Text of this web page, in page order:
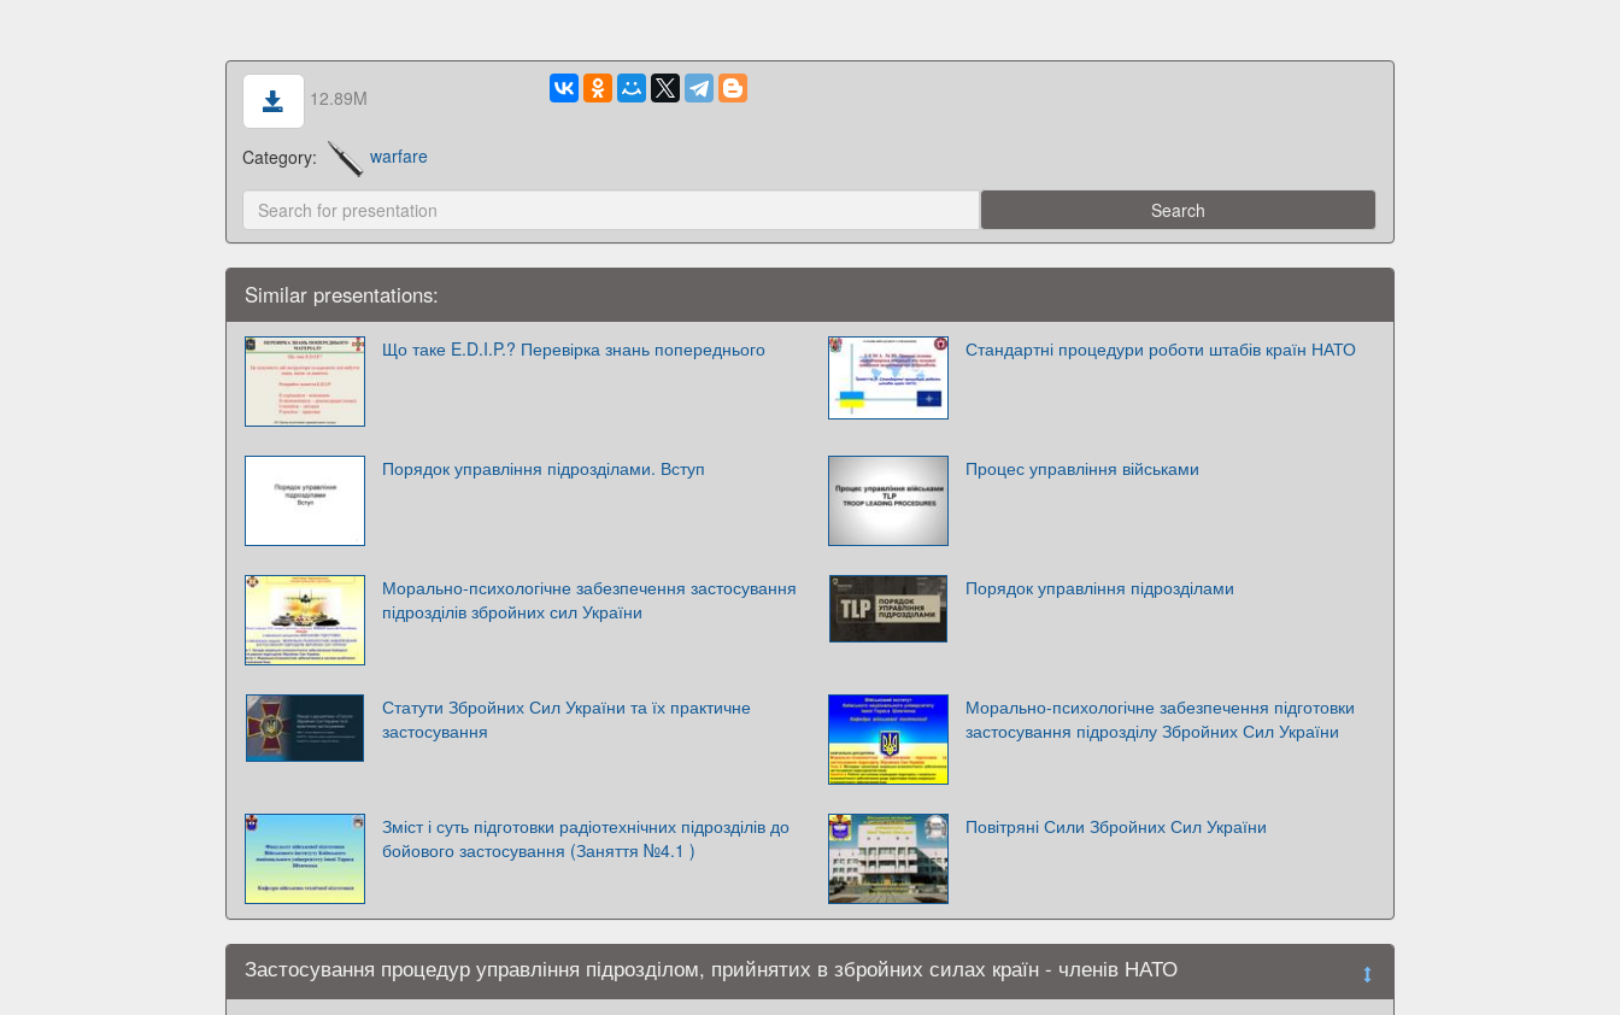
12.89M
Category: warfare
Similar presentations:
Що таке E.D.I.P.? Перевірка знань попереднього Стандартні процедури роботи штабів країн НАТО
Порядок управління підрозділами. Вступ Процес управління військами
Морально-психологічне забезпечення застосування
підрозділів збройних сил України
Порядок управління підрозділами
Статути Збройних Сил України та їх практичне
застосування
Морально-психологічне забезпечення підготовки
застосування підрозділу Збройних Сил України
Зміст і суть підготовки радіотехнічних підрозділів до
бойового застосування (Заняття №4.1 )
Повітряні Сили Збройних Сил України
Застосування процедур управління підрозділом, прийнятих в збройних силах країн - членів НАТО